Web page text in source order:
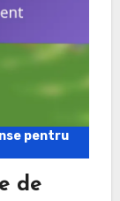
pentru
de